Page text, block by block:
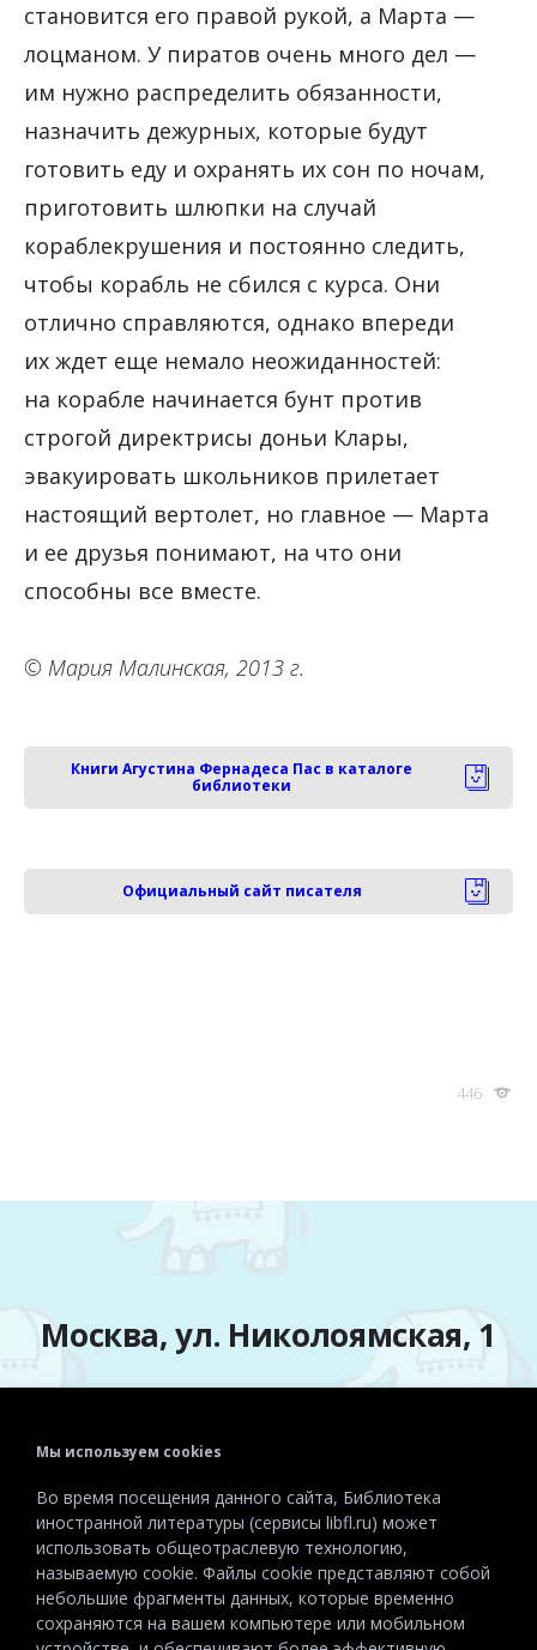
становится его правой рукой, а Марта —
лоцманом. У пиратов очень много дел —
им нужно распределить обязанности,
назначить дежурных, которые будут
готовить еду и охранять их сон по ночам,
приготовить шлюпки на случай
кораблекрушения и постоянно следить,
чтобы корабль не сбился с курса. Они
отлично справляются, однако впереди
их ждет еще немало неожиданностей:
на корабле начинается бунт против
строгой директрисы доньи Клары,
эвакуировать школьников прилетает
настоящий вертолет, но главное — Марта
и ее друзья понимают, на что они
способны все вместе.
© Мария Малинская, 2013 г.
Книги Агустина Фернадеса Пас в каталоге
библиотеки
Официальный сайт писателя
446
Москва, ул. Николоямская, 1
+7 (495) 915-72-81
Эл. почта:detiinostranki@libfl.ru
Мы используем cookies
Во время посещения данного сайта, Библиотека
иностранной литературы (сервисы libfl.ru) может
использовать общеотраслевую технологию,
называемую cookie. Файлы cookie представляют собой
небольшие фрагменты данных, которые временно
сохраняются на вашем компьютере или мобильном